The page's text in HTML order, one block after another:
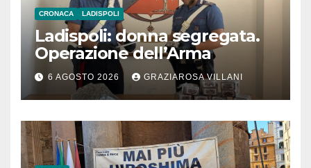
CRONACA LADISPOLI
Ladispoli: donna segregata.
Operazione dell’Arma
6 AGOSTO 2026 GRAZIAROSA VILLANI